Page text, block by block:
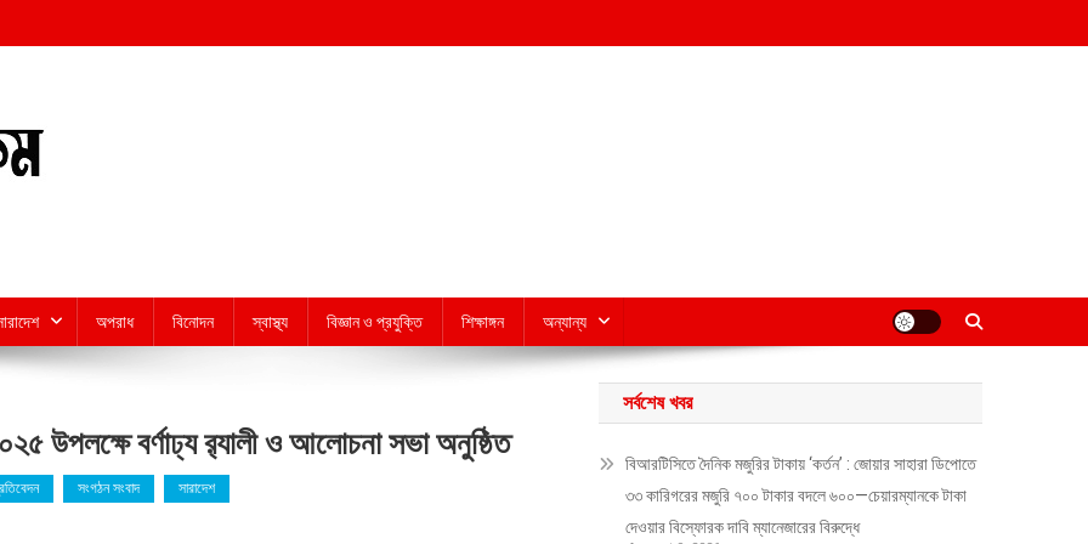
অপরাধ বিনোদন স্বাস্থ্য বিজ্ঞান ও প্রযুক্তি শিক্ষাঙ্গন অন্যান্য
উপলক্ষে বর্ণাঢ্য র‍্যালী ও আলোচনা সভা অনুষ্ঠিত
সংগঠন সংবাদ সারাদেশ
সর্বশেষ খবর
বিআরটিসিতে দৈনিক মজুরির টাকায় ‘কর্তন’ : জোয়ার সাহারা ডিপোতে
৩৩ কারিগরের মজুরি ৭০০ টাকার বদলে ৬০০—চেয়ারম্যানকে টাকা
দেওয়ার বিস্ফোরক দাবি ম্যানেজারের বিরুদ্ধে